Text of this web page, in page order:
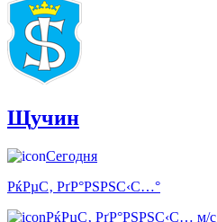
Щучин
Сегодня
РќРµС‚ РґР°РЅРЅС‹С…°
РќРµС‚ РґР°РЅРЅС‹С… м/с